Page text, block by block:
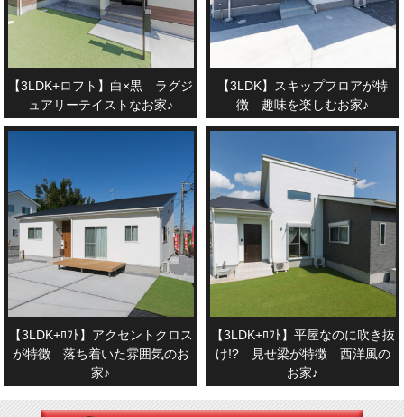
【3LDK+ロフト】白×黒 ラグジ
ュアリーテイストなお家♪
【3LDK】スキップフロアが特
徴 趣味を楽しむお家♪
【3LDK+ﾛﾌﾄ】アクセントクロス
が特徴 落ち着いた雰囲気のお
家♪
【3LDK+ﾛﾌﾄ】平屋なのに吹き抜
け!? 見せ梁が特徴 西洋風の
お家♪